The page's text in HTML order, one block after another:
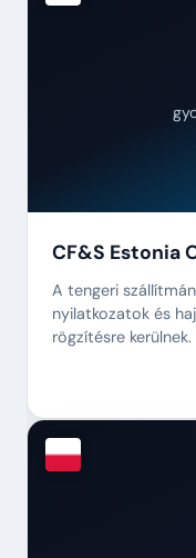
CF&S Estonia
A tengeri
nyilatkozatok és
rögzítésre